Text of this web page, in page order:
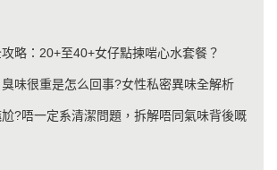
略：20+至40+女仔點揀啱心水套餐？
味很重是怎么回事?女性私密異味全解析
?唔一定系清潔問題，拆解唔同氣味背後嘅